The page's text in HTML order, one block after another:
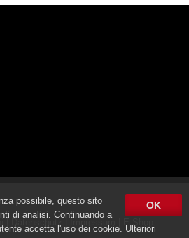
Datenschutz Impressum
| E-Shop -
OK
possibile, questo sito
di analisi. Continuando a
accetta l'uso dei cookie. Ulteriori